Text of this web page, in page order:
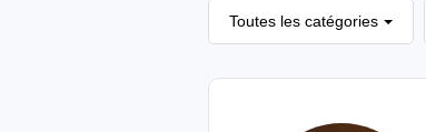
Toutes les catégories